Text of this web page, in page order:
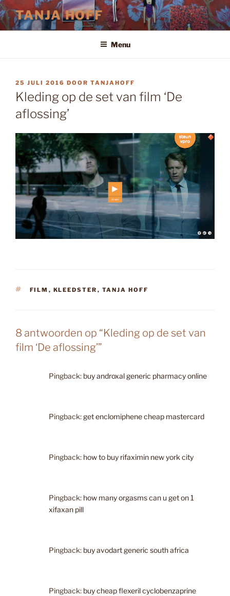
Ga
naar
de
TANJA HOFF
Menu
GEPLAATST
OP
25 JULI 2016 DOOR TANJAHOFF
Kleding op de set van film ‘De
aflossing’
TAGS
FILM , KLEEDSTER , TANJA HOFF
8 antwoorden op “Kleding op de set van
film ‘De aflossing’”
Pingback: buy androxal generic pharmacy online
Pingback: get enclomiphene cheap mastercard
Pingback: how to buy rifaximin new york city
Pingback: how many orgasms can u get on 1
xifaxan pill
Pingback: buy avodart generic south africa
Pingback: buy cheap flexeril cyclobenzaprine